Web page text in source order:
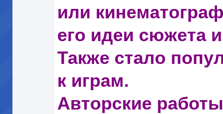
или
его идеи сюжета
Также стало
к играм.
Авторские